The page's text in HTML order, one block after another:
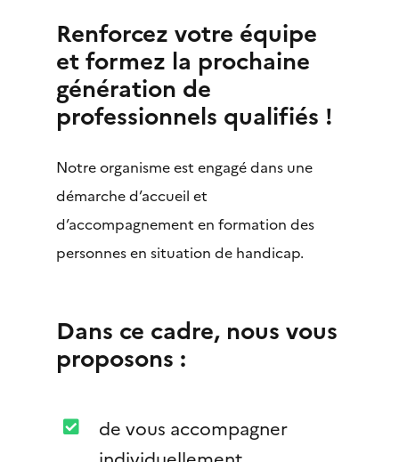
Inscriptions
Renforcez votre équipe
et formez la prochaine
génération de
professionnels qualifiés !
Notre organisme est engagé dans une
démarche d’accueil et
d’accompagnement en formation des
personnes en situation de handicap.
Dans ce cadre, nous vous
proposons :
de vous accompagner